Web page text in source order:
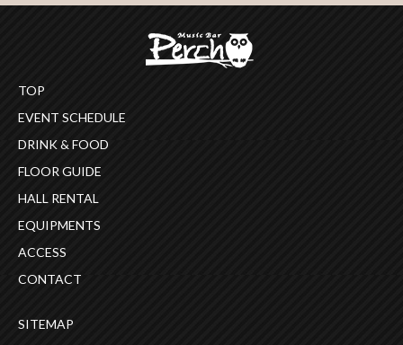
TOP
EVENT SCHEDULE
DRINK & FOOD
FLOOR GUIDE
HALL RENTAL
EQUIPMENTS
ACCESS
CONTACT
SITEMAP